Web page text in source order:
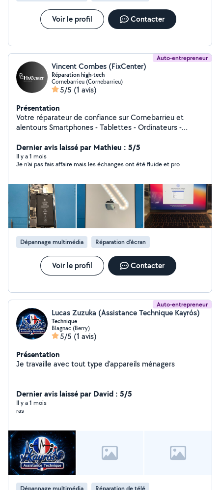
Voir le profil Contacter
Auto-entrepreneur
Vincent Combes (FixCenter)
Réparation high-tech
Cornebarrieu (Cornebarrieu)
5/5 (1 avis)
Présentation
Votre réparateur de confiance sur Cornebarrieu et
alentours Smartphones - Tablettes - Ordinateurs -
Pibrac, 31700 Cornebarrieu
Dernier avis laissé par Mathieu : 5/5
Il y a 1 mois
Je n’ai pas fais affaire mais les échanges ont été fluide et pro
Dépannage multimédia Réparation d'écran
Voir le profil Contacter
Auto-entrepreneur
Lucas Zuzuka (Assistance Technique Kayrós)
Technique
Blagnac (Berry)
5/5 (1 avis)
Présentation
Je travaille avec tout type d'appareils ménagers
Dernier avis laissé par David : 5/5
Il y a 1 mois
ras
Dépannage multimédia Réparation de télé